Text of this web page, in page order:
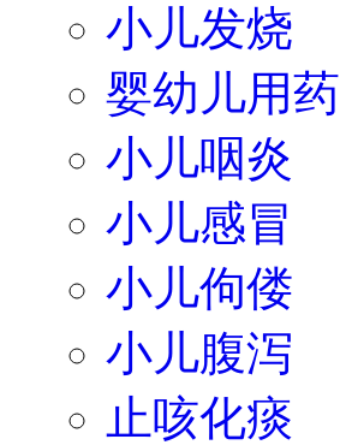
小儿发烧
婴幼儿用药
小儿咽炎
小儿感冒
小儿佝偻
小儿腹泻
止咳化痰